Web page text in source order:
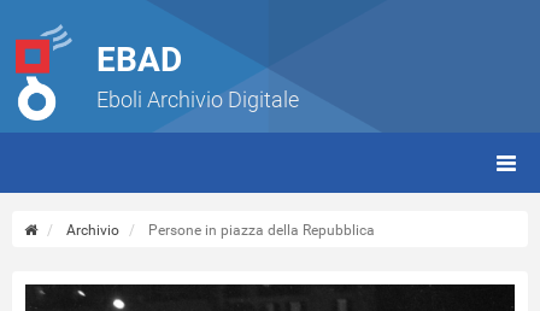
EBAD
Eboli Archivio Digitale
Archivio Persone in piazza della Repubblica